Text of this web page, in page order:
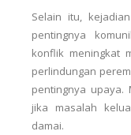
Selain itu,
pentingnya
konflik meningkat
perlindungan
pentingnya upaya.
jika masalah
damai.